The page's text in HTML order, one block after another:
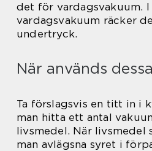
det för vardagsvakuum. I
vardagsvakuum räcker
undertryck.
När används
Ta förslagsvis en titt in i
man hitta ett antal
livsmedel. När livsmedel
man avlägsna syret i